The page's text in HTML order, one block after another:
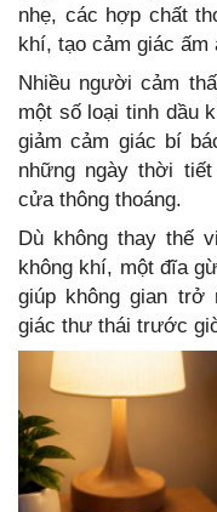
nhẹ, các hợp chất
khí, tạo cảm giác ấm
Nhiều người cảm
một số loại tinh dầu
giảm cảm giác bí
những ngày thời
cửa thông thoáng.
Dù không thay thế
không khí, một đĩa
giúp không gian
giác thư thái trước